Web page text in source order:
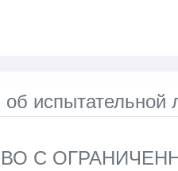
испытательной
С